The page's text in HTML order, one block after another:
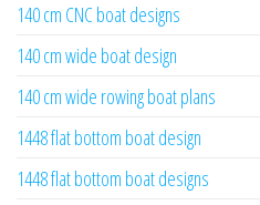
140 cm CNC boat designs
140 cm wide boat design
140 cm wide rowing boat plans
1448 flat bottom boat design
1448 flat bottom boat designs